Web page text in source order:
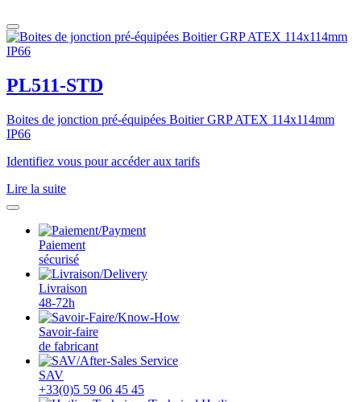
PL511-STD
Boites de jonction pré-équipées Boitier GRP ATEX 114x114mm
IP66
Identifiez vous pour accéder aux tarifs
Lire la suite
Paiement
sécurisé
Livraison
48-72h
Savoir-faire
de fabricant
SAV
+33(0)5 59 06 45 45